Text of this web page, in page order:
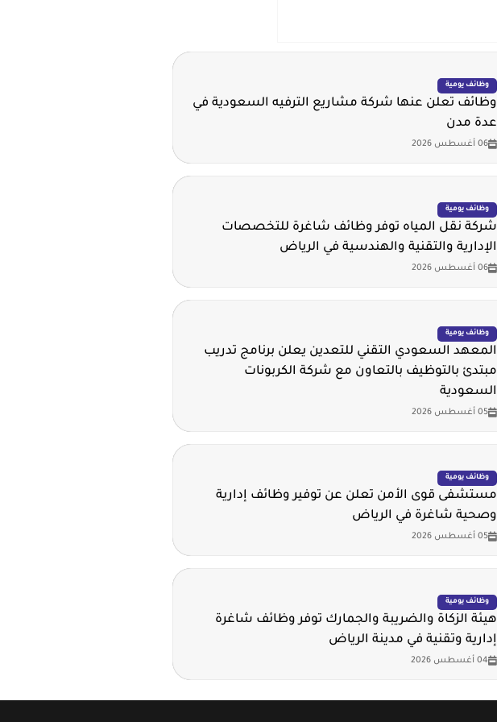
وظائف يومية
وظائف تعلن عنها شركة مشاريع الترفيه السعودية في
عدة مدن
06 أغسطس 2026
وظائف يومية
شركة نقل المياه توفر وظائف شاغرة للتخصصات
الإدارية والتقنية والهندسية في الرياض
06 أغسطس 2026
وظائف يومية
المعهد السعودي التقني للتعدين يعلن برنامج تدريب
مبتدئ بالتوظيف بالتعاون مع شركة الكربونات
السعودية
05 أغسطس 2026
وظائف يومية
مستشفى قوى الأمن تعلن عن توفير وظائف إدارية
وصحية شاغرة في الرياض
05 أغسطس 2026
وظائف يومية
هيئة الزكاة والضريبة والجمارك توفر وظائف شاغرة
إدارية وتقنية في مدينة الرياض
04 أغسطس 2026